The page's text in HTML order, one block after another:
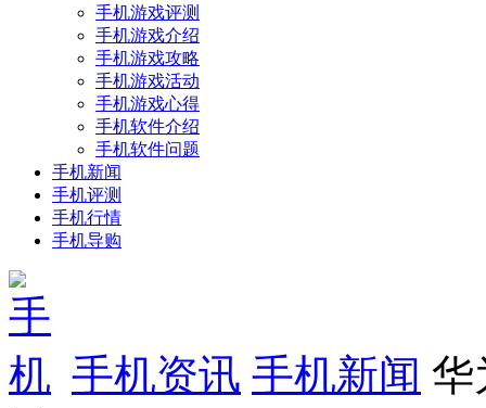
手机游戏评测
手机游戏介绍
手机游戏攻略
手机游戏活动
手机游戏心得
手机软件介绍
手机软件问题
手机新闻
手机评测
手机行情
手机导购
手机资讯 手机新闻 华